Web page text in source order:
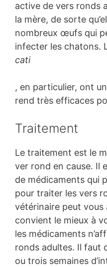
active de vers ronds
la mère, de sorte
nombreux œufs qui
infecter les chatons.
cati
, en particulier, ont
rend très efficaces
Traitement
Le traitement est le
ver rond en cause. Il
de médicaments qui
pour traiter les vers
vétérinaire peut vous
convient le mieux à
les médicaments
ronds adultes. Il faut
ou trois semaines